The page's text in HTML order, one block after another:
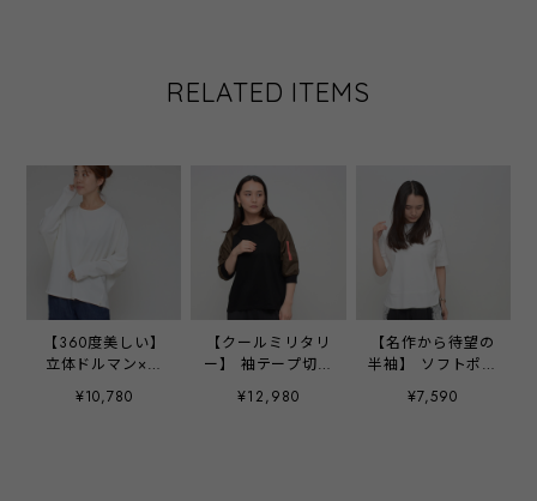
RELATED ITEMS
【360度美しい】
立体ドルマン×コ
クーントップス
- LER-2564 オフ-
¥10,780
【クールミリタリ
ー】 袖テープ切替
カットソー ‐
LEO-2652 ブラッ
¥12,980
【名作から待望の
半袖】 ソフトポン
チバックスリット
Tシャツ ‐ LER-
¥7,590